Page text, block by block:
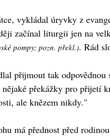
vykládal úryvky z
začínal liturgii jen na
pompy; pozn. překl.). Rád
přijmout tak
překážky pro přijetí
ale knězem nikdy."
má přednost před